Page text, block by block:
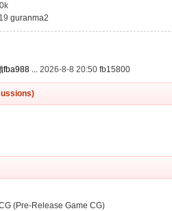
guranma2
fba988 ... 2026-8-8 20:50 fb15800
(Pre-Release Game CG)